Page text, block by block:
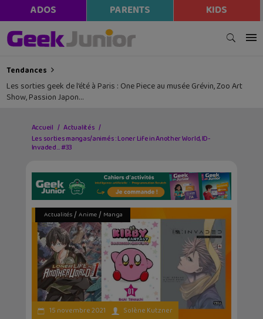
ADOS PARENTS KIDS
Tendances
Les sorties geek de l’été à Paris : One Piece au musée Grévin, Zoo Art
Show, Passion Japon…
Accueil
Actualités
Les sorties mangas/animés : Loner Life in Another World, ID-
Invaded… #33
Actualités/ Anime/ Manga
15 novembre 2021 Solène Kutzner